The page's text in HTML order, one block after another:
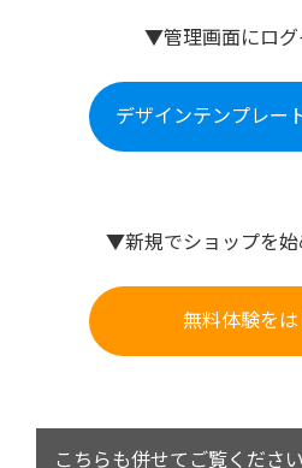
▼管理画面にログ
デザインテンプレー
▼新規でショップを始
無料体験をは
こちらも併せてご覧ください